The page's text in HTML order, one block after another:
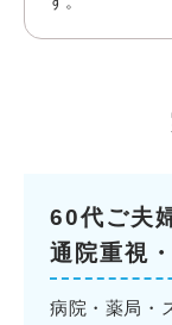
60代ご夫
通院重視
病院・薬局・